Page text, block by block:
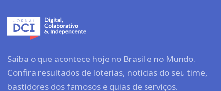
Saiba o que acontece hoje no Brasil e no Mundo.
Confira resultados de loterias, notícias do seu time,
bastidores dos famosos e guias de serviços.